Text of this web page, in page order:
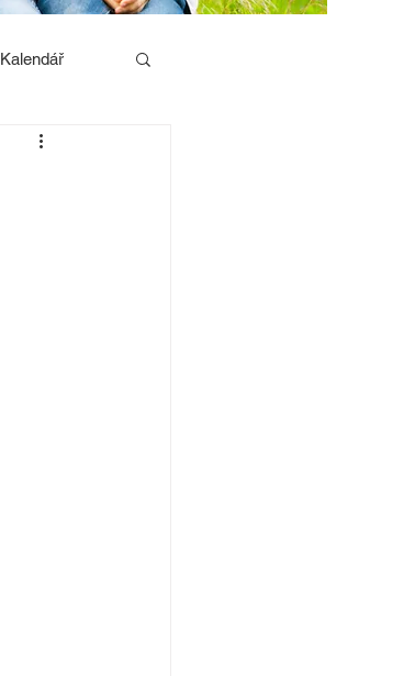
Kalendář